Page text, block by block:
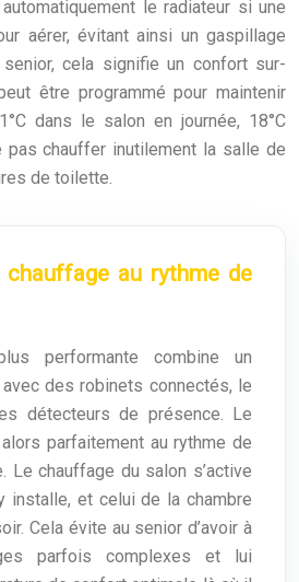
le radiateur si une
aérer, évitant ainsi un gaspillage
cela signifie un confort sur-
être programmé pour maintenir
dans le salon en journée, 18°C
pas chauffer inutilement la salle de
de toilette.
chauffage au rythme de
performante combine un
des robinets connectés, le
détecteurs de présence. Le
parfaitement au rythme de
Le chauffage du salon s’active
installe, et celui de la chambre
Cela évite au senior d’avoir à
parfois complexes et lui